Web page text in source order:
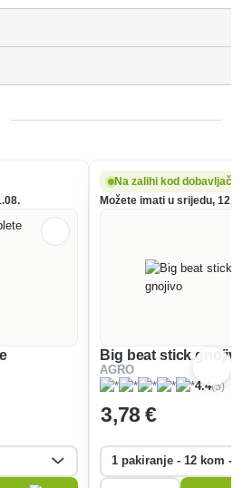
Na zalihi kod dobavljača
Možete imati u srijedu,
Big beat stick
AGRO
4.4(5)
3,78 €